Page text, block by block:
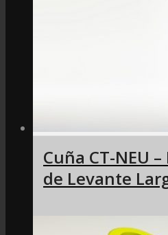
Cuña CT-NEU
de Levante